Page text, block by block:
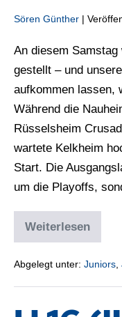
Sören Günther |
An diesem
gestellt – und
aufkommen lassen,
Während die
Rüsselsheim
wartete Kelkheim
Start. Die
um die Playoffs,
Weiterlesen
Abgelegt unter: Juniors